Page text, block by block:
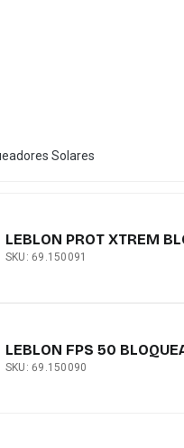
Solares
LEBLON PROT XTREM
SKU: 69.150091
LEBLON FPS 50
SKU: 69.150090